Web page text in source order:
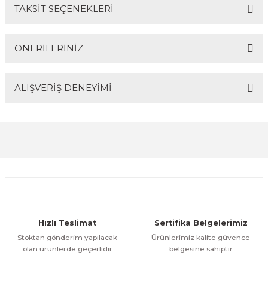
TAKSİT SEÇENEKLERİ
ÖNERİLERİNİZ
Bu ürünün fiyat bilgisi, resim, ürün açıklamalarında ve
Bu ürüne benzer farklı alternatifler olmalı.
ALIŞVERİŞ DENEYİMİ
Hızlı Teslimat
Stoktan gönderim yapılacak
olan ürünlerde geçerlidir
Sertifika Belgelerimiz
Ürünlerimiz kalite güvence
belgesine sahiptir